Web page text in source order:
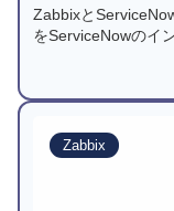
Zabbixと
をServiceNowのイ
Zabbix